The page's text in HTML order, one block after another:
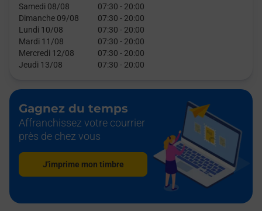
Samedi 08/08
07:30 - 20:00
Dimanche 09/08
07:30 - 20:00
Lundi 10/08
07:30 - 20:00
Mardi 11/08
07:30 - 20:00
Mercredi 12/08
07:30 - 20:00
Jeudi 13/08
07:30 - 20:00
Gagnez du temps
Affranchissez votre courrier
près de chez vous
J'imprime mon timbre